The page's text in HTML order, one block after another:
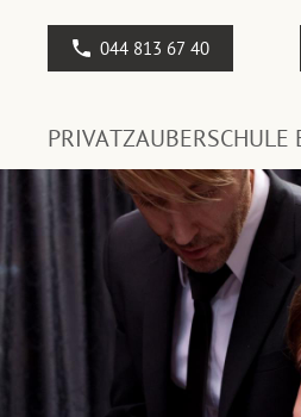
044 813 67 40
PRIVATZAUBERSCHULE